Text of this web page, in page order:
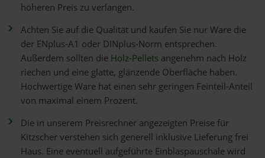
höheren Preis zu verlangen.
Achten Sie auf die Qualität und kaufen Sie nur Ware die
der ENplus-A1 oder DINplus-Norm entsprechen.
Außerdem sollten die Holz-Pellets angenehm nach Holz
riechen und eine glatte, glänzende Oberfläche haben.
Hochwertige Ware hat einen sehr geringen Feinteil-Anteil
von maximal einem Prozent.
Die in unserem Preisrechner angezeigten Preise für
Kitzscher verstehen sich generell inklusive Lieferung frei
Haus. Eine eventuell aufgeführte Einblaspauschale wird